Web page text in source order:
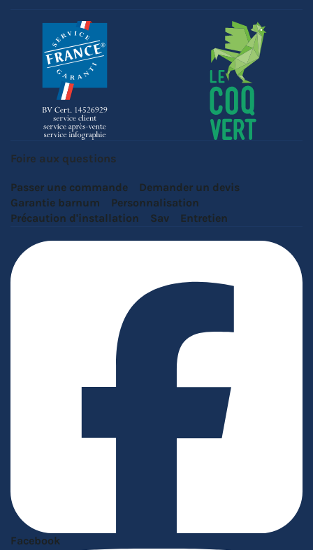
Foire aux questions
Passer une commande
Demander un devis
Garantie barnum
Personnalisation
Précaution d'installation
Sav Entretien
Facebook